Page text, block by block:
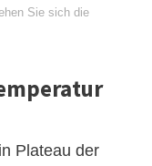
Sie sich die
Plateau der